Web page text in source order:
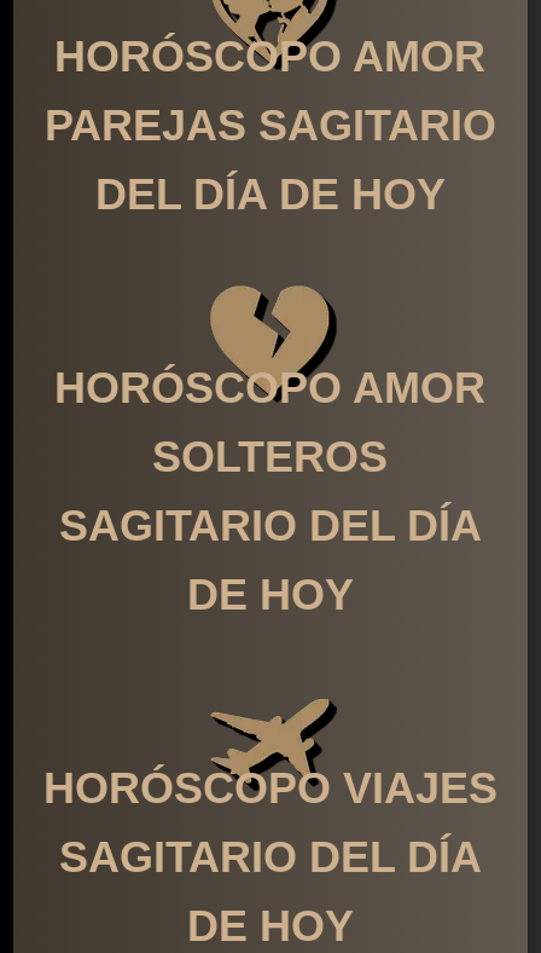
HORÓSCOPO AMOR
PAREJAS SAGITARIO
DEL DÍA DE HOY
HORÓSCOPO AMOR
SOLTEROS
SAGITARIO DEL DÍA
DE HOY
HORÓSCOPO VIAJES
SAGITARIO DEL DÍA
DE HOY